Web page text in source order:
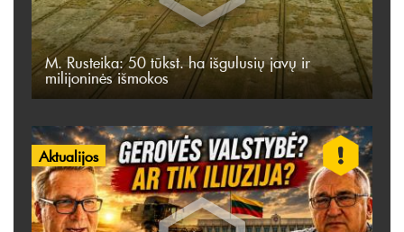
M. Rusteika: 50 tūkst. ha išgulusių javų ir
milijoninės išmokos
Aktualijos